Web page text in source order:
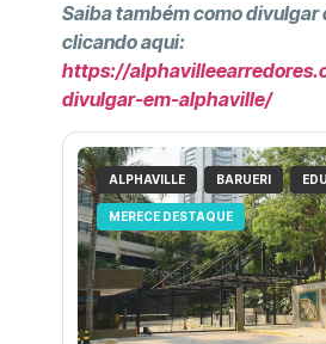
Saiba também como divulgar
clicando aqui:
https://
divulgar-em-alphaville/
ALPHAVILLE BARUERI
MERECE DESTAQUE